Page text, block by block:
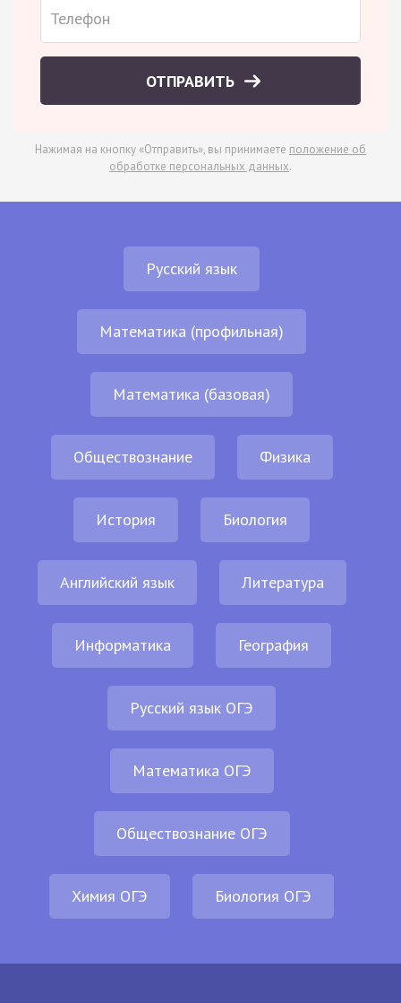
ОТПРАВИТЬ
Нажимая на кнопку «Отправить», вы принимаете положение об
обработке персональных данных.
Русский язык
Математика (профильная)
Математика (базовая)
Обществознание Физика
История Биология
Английский язык Литература
Информатика География
Русский язык ОГЭ
Математика ОГЭ
Обществознание ОГЭ
Химия ОГЭ Биология ОГЭ